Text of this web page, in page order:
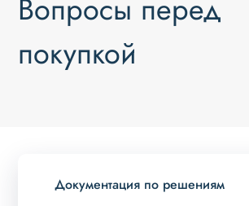
Вопросы перед
покупкой
Документация по решениям